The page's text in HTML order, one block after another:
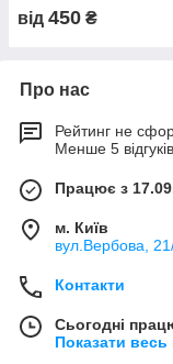
від 450 ₴
Про нас
Рейтинг не
Менше 5
Працює з
м. Київ
вул.Вербова,
Контакти
Сьогодні
Показати весь